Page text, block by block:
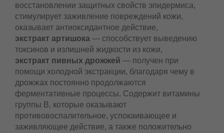
сосудов, стимулирует процессы обмена веществ,
насыщение клеток кислородом. Участвует в
восстановлении защитных свойств эпидермиса,
стимулирует заживление повреждений кожи,
оказывает антиоксидантное действие,
экстракт артишока— способствует выведению
токсинов и излишней жидкости из кожи,
экстракт пивных дрожжей— получен при
помощи холодной экстракции, благодаря чему в
дрожжах постоянно продолжаются
ферментативные процессы. Содержит витамины
группы В, которые оказывают